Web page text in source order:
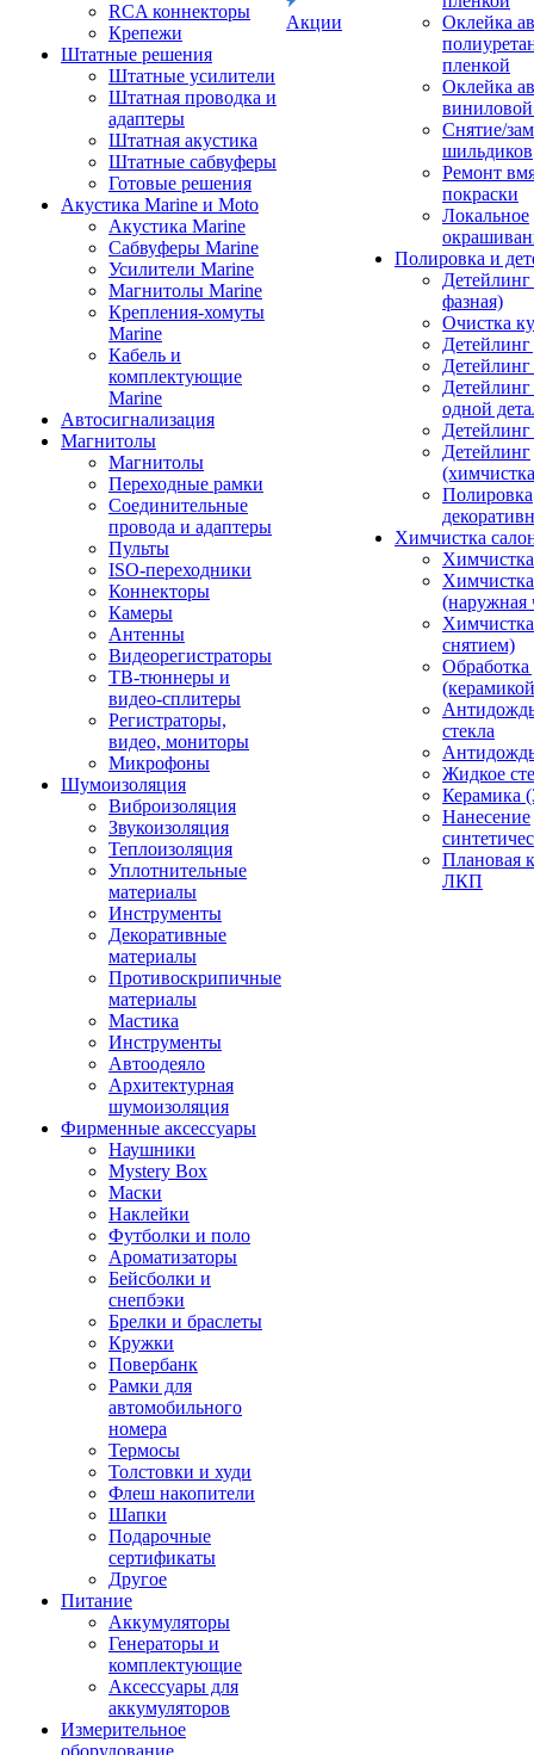
RCA коннекторы
Крепежи
Штатные решения
Штатные усилители
Штатная проводка и
адаптеры
Штатная акустика
Штатные сабвуферы
Готовые решения
Акустика Marine и Moto
Акустика Marine
Сабвуферы Marine
Усилители Marine
Магнитолы Marine
Крепления-хомуты
Marine
Кабель и
комплектующие
Marine
Автосигнализация
Магнитолы
Магнитолы
Переходные рамки
Соединительные
провода и адаптеры
Пульты
ISO-переходники
Коннекторы
Камеры
Антенны
Видеорегистраторы
ТВ-тюннеры и
видео-сплитеры
Регистраторы,
видео, мониторы
Микрофоны
Шумоизоляция
Виброизоляция
Звукоизоляция
Теплоизоляция
Уплотнительные
материалы
Инструменты
Декоративные
материалы
Противоскрипичные
материалы
Мастика
Инструменты
Автоодеяло
Архитектурная
шумоизоляция
Фирменные аксессуары
Наушники
Mystery Box
Маски
Наклейки
Футболки и поло
Ароматизаторы
Бейсболки и
снепбэки
Брелки и браслеты
Кружки
Повербанк
Рамки для
автомобильного
номера
Термосы
Толстовки и худи
Флеш накопители
Шапки
Подарочные
сертификаты
Другое
Питание
Аккумуляторы
Генераторы и
комплектующие
Аксессуары для
аккумуляторов
Измерительное
оборудование
Акции
Оклейка
пленкой
Оклейка
Снятие/
шильдиков
Ремонт
покраски
Локальное
Полировка и
фазная)
Очистка
Детейлинг
одной
Детейлинг
Полировка
Химчистка
(наружная
снятием)
Обработка
стекла
Жидкое
Керамика
Нанесение
Плановая
ЛКП